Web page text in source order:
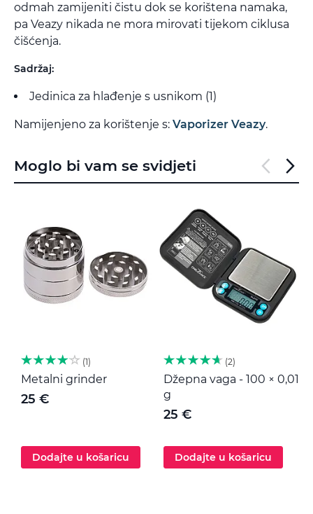
odmah zamijeniti čistu dok se korištena namaka,
pa Veazy nikada ne mora mirovati tijekom ciklusa
čišćenja.
Sadržaj:
Jedinica za hlađenje s usnikom (1)
Namijenjeno za korištenje s: Vaporizer Veazy.
Moglo bi vam se svidjeti
1
Metalni grinder
25 €
Dodajte u košaricu
2
Džepna vaga - 100 × 0,01
g
25 €
Dodajte u košaricu